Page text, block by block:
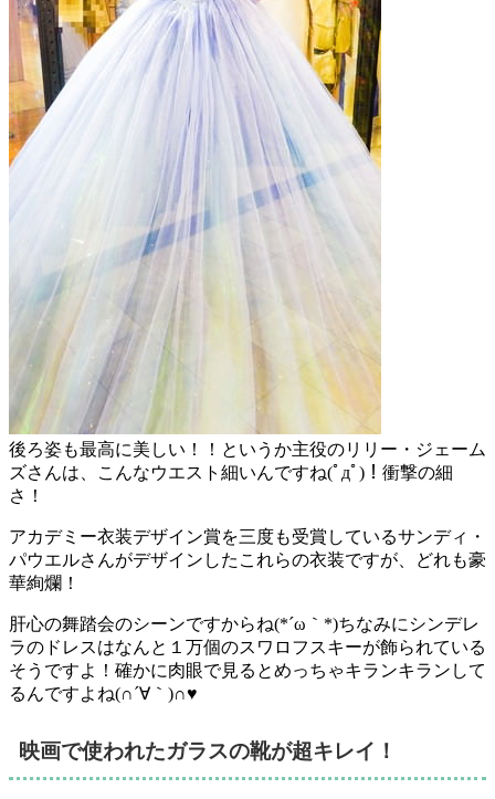
後ろ姿も最高に美しい！！というか主役のリリー・ジェーム
ズさんは、こんなウエスト細いんですね(ﾟдﾟ)！衝撃の細
さ！
アカデミー衣装デザイン賞を三度も受賞しているサンディ・
パウエルさんがデザインしたこれらの衣装ですが、どれも豪
華絢爛！
肝心の舞踏会のシーンですからね(*´ω｀*)ちなみにシンデレ
ラのドレスはなんと１万個のスワロフスキーが飾られている
そうですよ！確かに肉眼で見るとめっちゃキランキランして
るんですよね(∩´∀｀)∩♥
映画で使われたガラスの靴が超キレイ！